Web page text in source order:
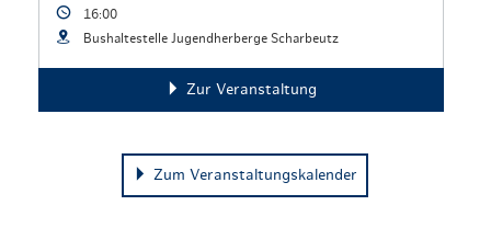
16:00
Bushaltestelle Jugendherberge Scharbeutz
Zur Veranstaltung
Zum Veranstaltungskalender